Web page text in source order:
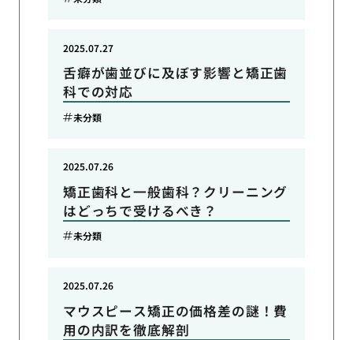
舌癖が歯並びに及ぼす影響と矯正歯
科での対応
2025.07.27
未分類
矯正歯科と一般歯科？クリーニング
はどっちで受けるべき？
2025.07.26
未分類
マウスピース矯正の価格差の謎！費
用の内訳を徹底解剖
2025.07.26